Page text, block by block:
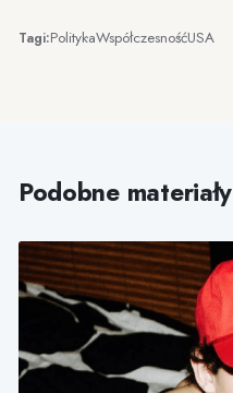
Tagi:PolitykaWspółczesnośćUSA
Podobne materiały